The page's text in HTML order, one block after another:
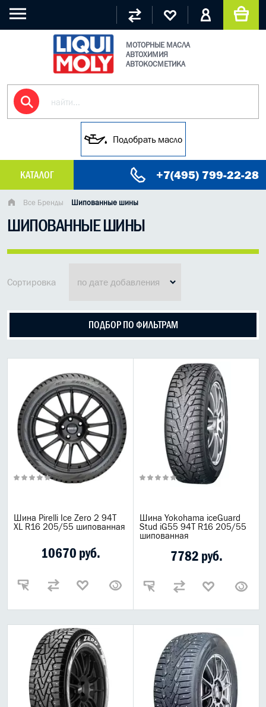
МОТОРНЫЕ МАСЛА
АВТОХИМИЯ
АВТОКОСМЕТИКА
Подобрать масло
КАТАЛОГ +7(495) 799-22-28
МАСЛО МОТОРНОЕ
ГРУЗОВЫЕ МАСЛА
ГИДРАВЛИЧЕСКИЕ МАСЛА
МАСЛО В КОРОБКУ
ИНДУСТРИАЛЬНЫЕ МАСЛА
АНТИФРИЗЫ СПЕЦЖИДКОСТИ
ПРИСАДКИ АВТОХИМИЯ
АВТО КОСМЕТИКА
МОТО МАСЛА
Liqui moly
Castrol
Масла Elf
Motul
G-Energy
Mannol
Zic
Total
Масла Hi-Gear
LUXE
Bizol
Ruseff
Все Бренды Шипованные шины
ШИПОВАННЫЕ ШИНЫ
Сортировка
ПОДБОР ПО ФИЛЬТРАМ
Шина Pirelli Ice Zero 2 94T
XL R16 205/55 шипованная
10670 руб.
Шина Yokohama iceGuard
Stud iG55 94T R16 205/55
шипованная
7782 руб.